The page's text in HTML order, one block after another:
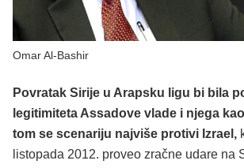
Omar Al-Bashir
Povratak Sirije u Arapsku ligu bi bila
legitimiteta Assadove vlade i njega
tom se scenariju najviše protivi Izrael,
listopada 2012. proveo zračne udare na